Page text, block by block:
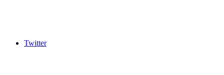
Twitter